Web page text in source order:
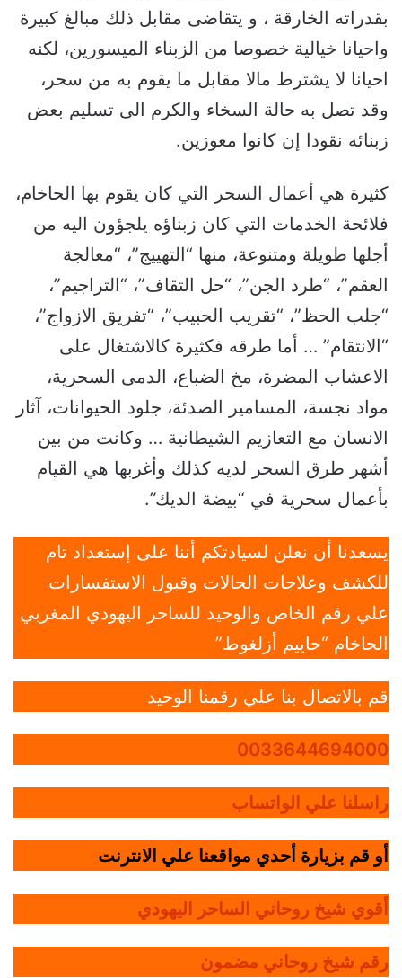
بقدراته الخارقة ، و يتقاضى مقابل ذلك مبالغ كبيرة
واحيانا خيالية خصوصا من الزبناء الميسورين، لكنه
احيانا لا يشترط مالا مقابل ما يقوم به من سحر،
وقد تصل به حالة السخاء والكرم الى تسليم بعض
زبنائه نقودا إن كانوا معوزين.
كثيرة هي أعمال السحر التي كان يقوم بها الحاخام،
فلائحة الخدمات التي كان زبناؤه يلجؤون اليه من
أجلها طويلة ومتنوعة، منها “التهييج”، “معالجة
العقم”، “طرد الجن”، “حل التقاف”، “التراجيم”،
“جلب الحظ”، “تقريب الحبيب”، “تفريق الازواج”،
“الانتقام” … أما طرقه فكثيرة كالاشتغال على
الاعشاب المضرة، مخ الضباع، الدمى السحرية،
مواد نجسة، المسامير الصدئة، جلود الحيوانات، آثار
الانسان مع التعازيم الشيطانية … وكانت من بين
أشهر طرق السحر لديه كذلك وأغربها هي القيام
بأعمال سحرية في “بيضة الديك”.
يسعدنا أن نعلن لسيادتكم أننا على إستعداد تام
للكشف وعلاجات الحالات وقبول الاستفسارات
علي رقم الخاص والوحيد للساحر اليهودي المغربي
الحاخام “حاييم أزلغوط”
قم بالاتصال بنا علي رقمنا الوحيد
0033644694000
راسلنا علي الواتساب
أو قم بزيارة أحدي مواقعنا علي الانترنت
أقوي شيخ روحاني الساحر اليهودي
رقم شيخ روحاني مضمون